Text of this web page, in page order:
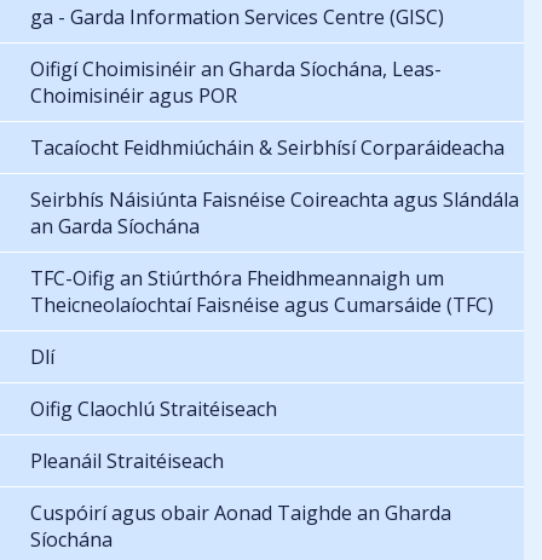
ga - Garda Information Services Centre (GISC)
Oifigí Choimisinéir an Gharda Síochána, Leas-
Choimisinéir agus POR
Tacaíocht Feidhmiúcháin & Seirbhísí Corparáideacha
Seirbhís Náisiúnta Faisnéise Coireachta agus Slándála
an Garda Síochána
TFC-Oifig an Stiúrthóra Fheidhmeannaigh um
Theicneolaíochtaí Faisnéise agus Cumarsáide (TFC)
Dlí
Oifig Claochlú Straitéiseach
Pleanáil Straitéiseach
Cuspóirí agus obair Aonad Taighde an Gharda
Síochána